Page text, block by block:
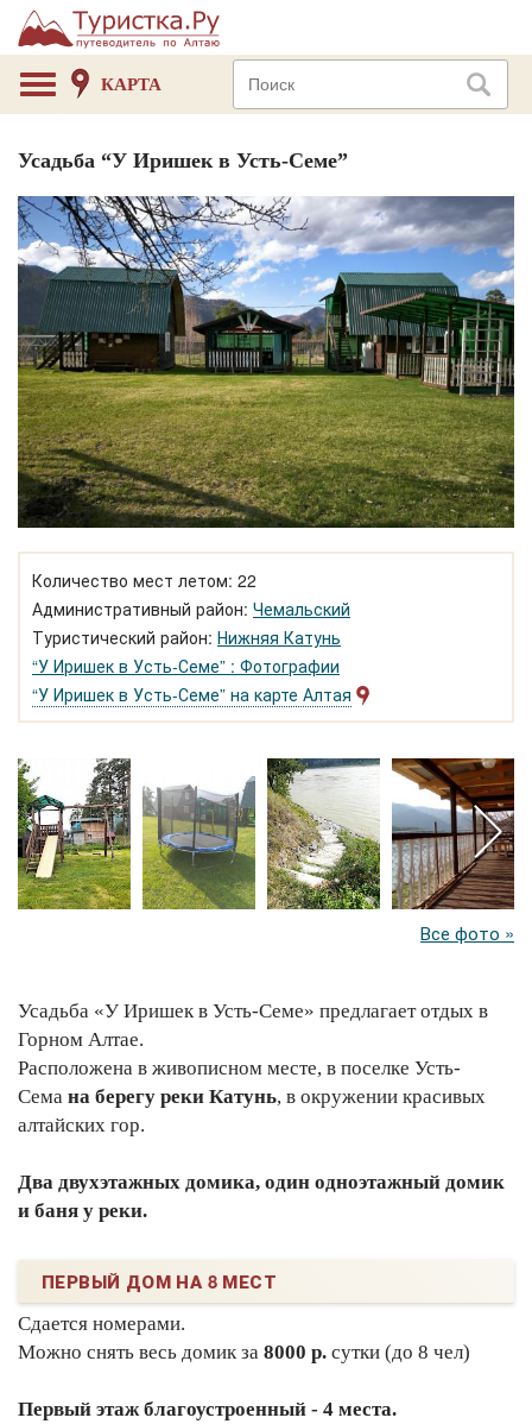
КАРТА
Усадьба “У Иришек в Усть-Семе”
Количество мест летом: 22
Административный район: Чемальский
Туристический район: Нижняя Катунь
“У Иришек в Усть-Семе” : Фотографии
“У Иришек в Усть-Семе” на карте Алтая
Все фото »
Усадьба «У Иришек в Усть-Семе» предлагает отдых в
Горном Алтае.
Расположена в живописном месте, в поселке Усть-
Сема на берегу реки Катунь, в окружении красивых
алтайских гор.
Два двухэтажных домика, один одноэтажный домик
и баня у реки.
ПЕРВЫЙ ДОМ НА 8 МЕСТ
Сдается номерами.
Можно снять весь домик за 8000 р. сутки (до 8 чел)
Первый этаж благоустроенный - 4 места.